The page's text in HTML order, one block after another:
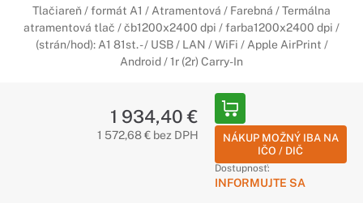
Tlačiareň / formát A1 / Atramentová / Farebná / Termálna
atramentová tlač / čb1200x2400 dpi / farba1200x2400 dpi /
(strán/hod): A1 81st. - / USB / LAN / WiFi / Apple AirPrint /
Android / 1r (2r) Carry-In
1 934,40 €
1 572,68 € bez DPH
NÁKUP MOŽNÝ IBA NA
IČO / DIČ
Dostupnosť:
INFORMUJTE SA